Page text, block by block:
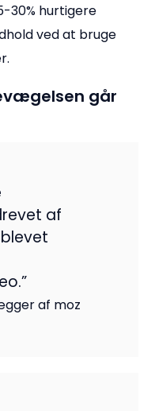
30% hurtigere
ved at bruge
går
af
af moz